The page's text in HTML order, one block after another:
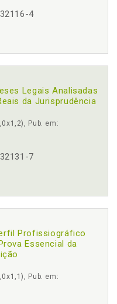
4
Legais Analisadas
da Jurisprudência
Pub. em:
7
Profissiográfico
Essencial da
Pub. em: